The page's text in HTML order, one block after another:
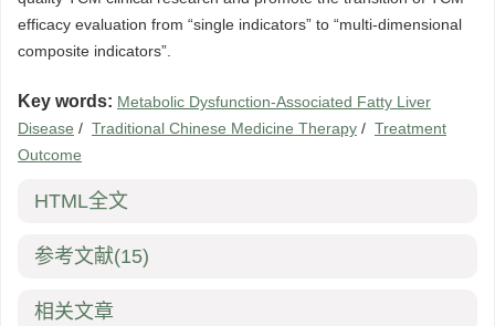
efficacy evaluation from “single indicators” to “multi-dimensional
composite indicators”.
Key words: Metabolic Dysfunction-Associated Fatty Liver
Disease / Traditional Chinese Medicine Therapy / Treatment
Outcome
HTML全文
参考文献(15)
相关文章